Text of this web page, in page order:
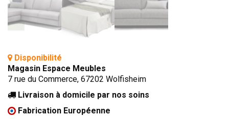
LITERIE
CONVERTIBLE
LITS RELEVABLES
CADRES DE LIT
TÊTES DE LITS
LITS FIXES
Disponibilité
Magasin Espace Meubles
7 rue du Commerce, 67202 Wolfisheim
Livraison à domicile par nos soins
Fabrication Européenne